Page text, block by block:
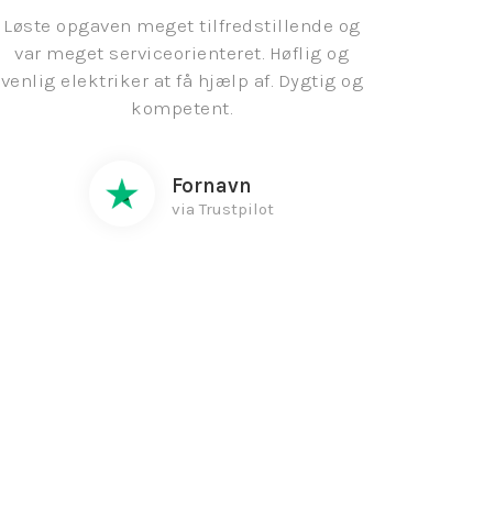
Løste opgaven meget tilfredstillende og
var meget serviceorienteret. Høflig og
venlig elektriker at få hjælp af. Dygtig og
kompetent.
Fornavn
via Trustpilot